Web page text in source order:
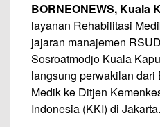
BORNEONEWS, Kuala
layanan Rehabilitasi
jajaran manajemen
Sosroatmodjo Kuala
langsung perwakilan dari
Medik ke Ditjen
Indonesia (KKI) di Jakarta.